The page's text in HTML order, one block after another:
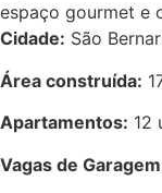
espaço gourmet e
Cidade: São
Área construída:
Apartamentos: 12
Vagas de